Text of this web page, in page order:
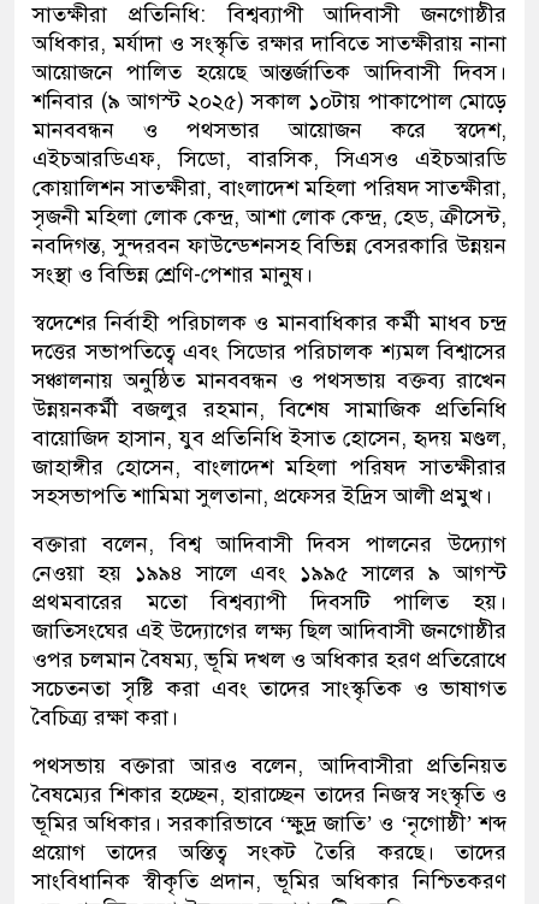
সাতক্ষীরা প্রতিনিধি: বিশ্বব্যাপী আদিবাসী জনগোষ্ঠীর
অধিকার, মর্যাদা ও সংস্কৃতি রক্ষার দাবিতে সাতক্ষীরায় নানা
আয়োজনে পালিত হয়েছে আন্তর্জাতিক আদিবাসী দিবস।
শনিবার (৯ আগস্ট ২০২৫) সকাল ১০টায় পাকাপোল মোড়ে
মানববন্ধন ও পথসভার আয়োজন করে স্বদেশ,
এইচআরডিএফ, সিডো, বারসিক, সিএসও এইচআরডি
কোয়ালিশন সাতক্ষীরা, বাংলাদেশ মহিলা পরিষদ সাতক্ষীরা,
সৃজনী মহিলা লোক কেন্দ্র, আশা লোক কেন্দ্র, হেড, ক্রীসেন্ট,
নবদিগন্ত, সুন্দরবন ফাউন্ডেশনসহ বিভিন্ন বেসরকারি উন্নয়ন
সংস্থা ও বিভিন্ন শ্রেণি-পেশার মানুষ।
স্বদেশের নির্বাহী পরিচালক ও মানবাধিকার কর্মী মাধব চন্দ্র
দত্তের সভাপতিত্বে এবং সিডোর পরিচালক শ্যমল বিশ্বাসের
সঞ্চালনায় অনুষ্ঠিত মানববন্ধন ও পথসভায় বক্তব্য রাখেন
উন্নয়নকর্মী বজলুর রহমান, বিশেষ সামাজিক প্রতিনিধি
বায়োজিদ হাসান, যুব প্রতিনিধি ইসাত হোসেন, হৃদয় মণ্ডল,
জাহাঙ্গীর হোসেন, বাংলাদেশ মহিলা পরিষদ সাতক্ষীরার
সহসভাপতি শামিমা সুলতানা, প্রফেসর ইদ্রিস আলী প্রমুখ।
বক্তারা বলেন, বিশ্ব আদিবাসী দিবস পালনের উদ্যোগ
নেওয়া হয় ১৯৯৪ সালে এবং ১৯৯৫ সালের ৯ আগস্ট
প্রথমবারের মতো বিশ্বব্যাপী দিবসটি পালিত হয়।
জাতিসংঘের এই উদ্যোগের লক্ষ্য ছিল আদিবাসী জনগোষ্ঠীর
ওপর চলমান বৈষম্য, ভূমি দখল ও অধিকার হরণ প্রতিরোধে
সচেতনতা সৃষ্টি করা এবং তাদের সাংস্কৃতিক ও ভাষাগত
বৈচিত্র্য রক্ষা করা।
পথসভায় বক্তারা আরও বলেন, আদিবাসীরা প্রতিনিয়ত
বৈষম্যের শিকার হচ্ছেন, হারাচ্ছেন তাদের নিজস্ব সংস্কৃতি ও
ভূমির অধিকার। সরকারিভাবে ‘ক্ষুদ্র জাতি’ ও ‘নৃগোষ্ঠী’ শব্দ
প্রয়োগ তাদের অস্তিত্ব সংকট তৈরি করছে। তাদের
সাংবিধানিক স্বীকৃতি প্রদান, ভূমির অধিকার নিশ্চিতকরণ